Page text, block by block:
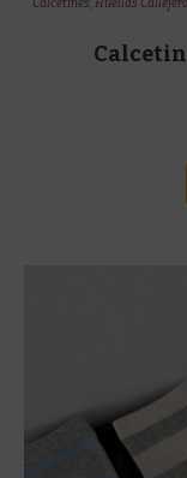
Calcetines,Huellas